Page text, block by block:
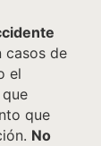
casos de
el
que
No